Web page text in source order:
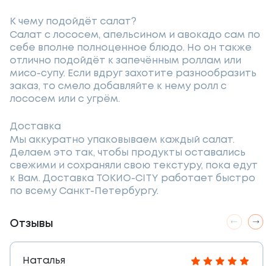
К чему подойдёт салат?
Салат с лососем, апельсином и авокадо сам по
себе вполне полноценное блюдо. Но он также
отлично подойдёт к запечённым роллам или
мисо-супу. Если вдруг захотите разнообразить
заказ, то смело добавляйте к нему ролл с
лососем или с угрём.
Доставка
Мы аккуратно упаковываем каждый салат.
Делаем это так, чтобы продукты оставались
свежими и сохраняли свою текстуру, пока едут
к Вам. Доставка ТОКИО-CITY работает быстро
по всему Санкт-Петербургу.
Отзывы
Наталья